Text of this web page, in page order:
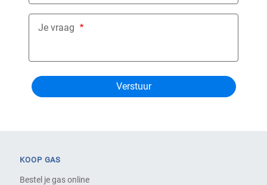
Je vraag
KOOP GAS
Bestel je gas online